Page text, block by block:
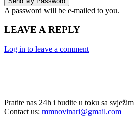
A password will be e-mailed to you.
LEAVE A REPLY
Log in to leave a comment
Pratite nas 24h i budite u toku sa
Contact us: mmnovinari@gmail.com